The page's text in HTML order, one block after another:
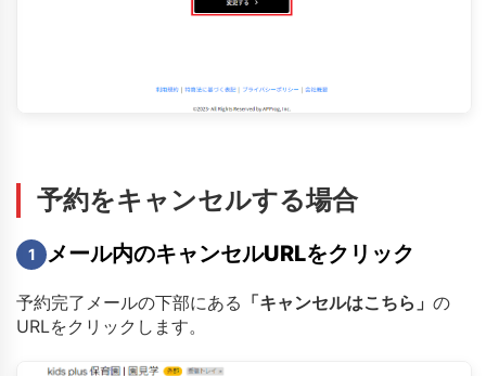
予約をキャンセルする場合
1 メール内のキャンセルURLをクリック
予約完了メールの下部にある 「キャンセルはこちら」 の
URLをクリックします。